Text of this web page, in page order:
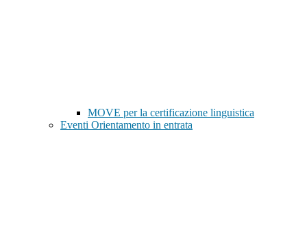
MOVE per la certificazione linguistica
Eventi Orientamento in entrata